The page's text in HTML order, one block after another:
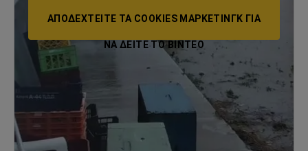
ΑΠΟΔΕΧΤΕΊΤΕ ΤΑ COOKIES ΜΆΡΚΕΤΙΝΓΚ ΓΙΑ
ΝΑ ΔΕΊΤΕ ΤΟ ΒΙΝΤΕΟ